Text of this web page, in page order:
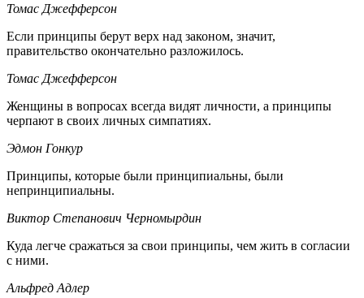
Томас Джефферсон
Если принципы берут верх над законом, значит,
правительство окончательно разложилось.
Томас Джефферсон
Женщины в вопросах всегда видят личности, а принципы
черпают в своих личных симпатиях.
Эдмон Гонкур
Принципы, которые были принципиальны, были
непринципиальны.
Виктор Степанович Черномырдин
Куда легче сражаться за свои принципы, чем жить в согласии
с ними.
Альфред Адлер